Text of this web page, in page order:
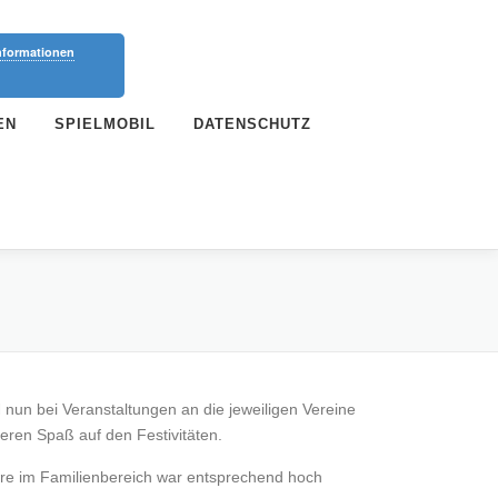
SPIELMOBIL DATENSCHUTZ
bei Veranstaltungen an die jeweiligen Vereine
Spaß auf den Festivitäten.
im Familienbereich war entsprechend hoch